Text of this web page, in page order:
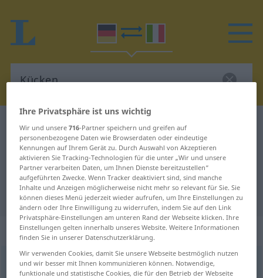
Deutsch-Italienisch Wörterbuch Kücken
Deutsch-Italienisch Übersetzung
für "Kücken"
"Kücken" Italienisch Übersetzung
„Kücken“
Kücken ÖSTERR
Ihre Privatsphäre ist uns wichtig
Wir und unsere716-Partner speichern und greifen auf
personenbezogene Daten wie Browserdaten oder eindeutige
Kennungen auf Ihrem Gerät zu. Durch Auswahl von Akzeptieren
aktivieren Sie Tracking-Technologien für die unter „Wir und unsere
Partner verarbeiten Daten, um Ihnen Dienste bereitzustellen“
aufgeführten Zwecke. Wenn Tracker deaktiviert sind, sind manche
Inhalte und Anzeigen möglicherweise nicht mehr so relevant für Sie. Sie
können dieses Menü jederzeit wieder aufrufen, um Ihre Einstellungen zu
ändern oder Ihre Einwilligung zu widerrufen, indem Sie auf den Link
Privatsphäre-Einstellungen am unteren Rand der Webseite klicken. Ihre
Einstellungen gelten innerhalb unseres Website. Weitere Informationen
finden Sie in unserer Datenschutzerklärung.
Wir verwenden Cookies, damit Sie unsere Webseite bestmöglich nutzen
und wir besser mit Ihnen kommunizieren können. Notwendige,
funktionale und statistische Cookies, die für den Betrieb der Webseite